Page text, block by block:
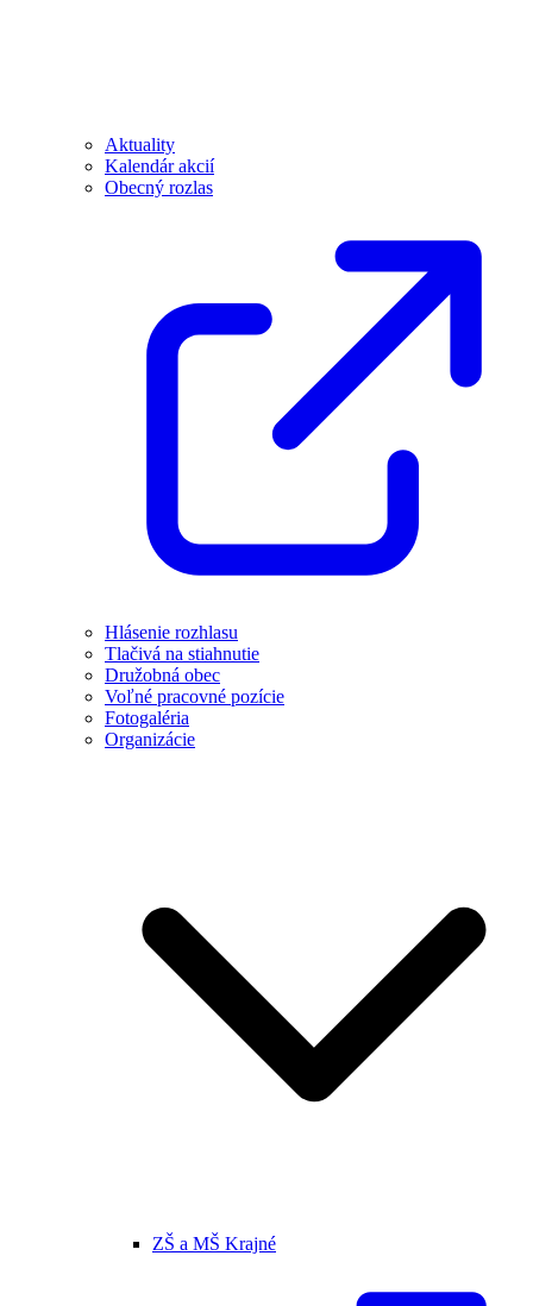
Aktuality
Kalendár akcií
Obecný rozlas
Hlásenie rozhlasu
Tlačivá na stiahnutie
Družobná obec
Voľné pracovné pozície
Fotogaléria
Organizácie
ZŠ a MŠ Krajné